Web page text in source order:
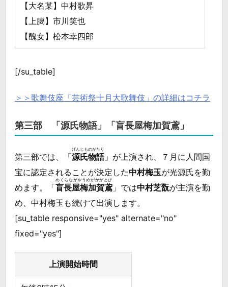
【大名某】中村歌昇
【上臈】市川笑也
【醜女】松本幸四郎
[/su_table]
＞＞歌舞伎座「芸術祭十月大歌舞伎」の詳細はコチラ
第三部 「源氏物語」「盲長屋梅加賀鳶」
第三部では、「源氏物語
げんじものがたり
」が上演され、７月に人間国
宝に認定されることが決定した中村梅玉が光源氏を勤
めます。「盲長屋梅加賀鳶
めくらながやうめがかがとび
」では中村芝翫が主演を勤
め、中村梅玉も続けて出演します。
[su_table responsive="yes" alternate="no"
fixed="yes"]
上演開始時間